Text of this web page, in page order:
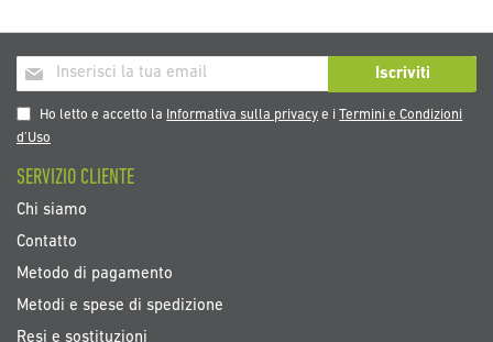
Iscriviti
alla
nostra
Newsletter:
Iscriviti
Ho letto e accetto la Informativa sulla privacy e iTermini e Condizioni
d’Uso
SERVIZIO CLIENTE
Chi siamo
Contatto
Metodo di pagamento
Metodi e spese di spedizione
Resi e sostituzioni